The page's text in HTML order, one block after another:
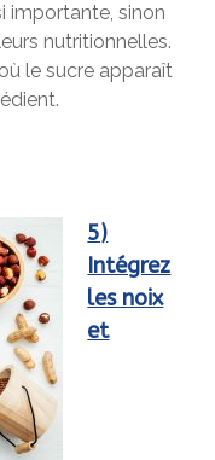
importante, sinon
nutritionnelles.
le sucre apparaît
5)
Intégrez
les noix
et